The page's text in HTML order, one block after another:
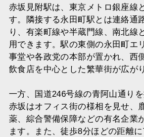
赤坂見附駅は、東京メトロ銀座線
す。隣接する永田町駅とは連絡通
り、有楽町線や半蔵門線、南北線
用できます。駅の東側の永田町エ
事堂や各政党の本部が置かれ、西
飲食店を中心とした繁華街が広が
一方、国道246号線の青阿山通り
赤坂はオフィス街の様相を見せ、
薬、綜合警備保障などの有名企業
ます。また、徒歩8分ほどの距離